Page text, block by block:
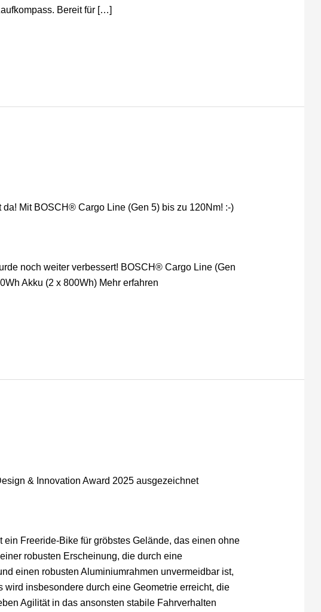
​Bereit für […]
Mit BOSCH® Cargo Line (Gen 5) bis zu 120Nm! :-)
noch weiter verbessert! BOSCH® Cargo Line (Gen
Akku (2 x 800Wh) Mehr erfahren
& Innovation Award 2025 ausgezeichnet
ein Freeride-Bike für gröbstes Gelände, das einen ohne
robusten Erscheinung, die durch eine
einen robusten Aluminiumrahmen unvermeidbar ist,
wird insbesondere durch eine Geometrie erreicht, die
Agilität in das ansonsten stabile Fahrverhalten